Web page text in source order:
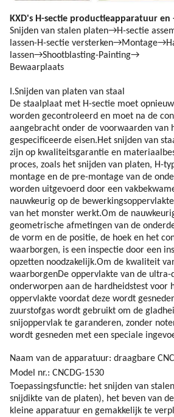
KXD's H-sectie productieapparatuur en
Snijden van stalen platen→H-sectie
lassen-H-sectie
lassen→Shootblasting-Painting→
Bewaarplaats
I.Snijden van platen van staal
De staalplaat met H-sectie moet
worden gecontroleerd en moet na de
aangebracht onder de voorwaarden van
gespecificeerde eisen.Het snijden van
zijn op kwaliteitsgarantie en
proces, zoals het snijden van platen, H-
montage en de pre-montage van de
worden uitgevoerd door een
nauwkeurig op de
van het monster werkt.Om de
geometrische afmetingen van de
de vorm en de positie, de hoek en het
waarborgen, is een inspectie door een
opzetten noodzakelijk.Om de kwaliteit
waarborgenDe oppervlakte van de
onderworpen aan de hardheidstest voor
oppervlakte voordat deze wordt
zuurstofgas wordt gebruikt om de
snijoppervlak te garanderen, zonder
wordt gesneden met een speciale
Naam van de apparatuur: draagbare
Model nr.: CNCDG-1530
Toepassingsfunctie: het snijden van
snijdikte van de platen), het beven van
kleine apparatuur en gemakkelijk te